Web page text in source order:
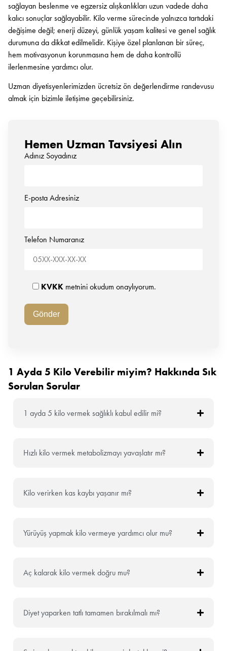
sağlayan beslenme ve egzersiz alışkanlıkları uzun vadede daha
kalıcı sonuçlar sağlayabilir. Kilo verme sürecinde yalnızca tartıdaki
değişime değil; enerji düzeyi, günlük yaşam kalitesi ve genel sağlık
durumuna da dikkat edilmelidir. Kişiye özel planlanan bir süreç,
hem motivasyonun korunmasına hem de daha kontrollü
ilerlenmesine yardımcı olur.
Uzman diyetisyenlerimizden ücretsiz ön değerlendirme randevusu
almak için bizimle iletişime geçebilirsiniz.
Hemen Uzman Tavsiyesi Alın
Adınız Soyadınız
E-posta Adresiniz
Telefon Numaranız
KVKK metnini okudum onaylıyorum.
1 Ayda 5 Kilo Verebilir miyim? Hakkında Sık
Sorulan Sorular
1 ayda 5 kilo vermek sağlıklı kabul edilir mi?
Hızlı kilo vermek metabolizmayı yavaşlatır mı?
Kilo verirken kas kaybı yaşanır mı?
Yürüyüş yapmak kilo vermeye yardımcı olur mu?
Aç kalarak kilo vermek doğru mu?
Diyet yaparken tatlı tamamen bırakılmalı mı?